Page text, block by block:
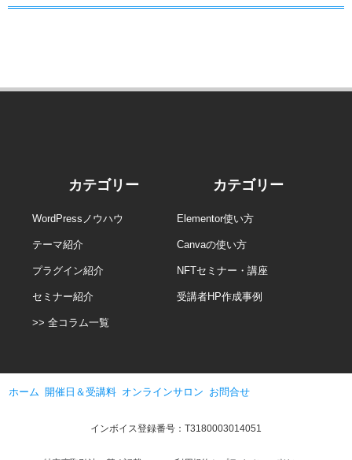
カテゴリー
WordPressノウハウ
テーマ紹介
プラグイン紹介
セミナー紹介
>> 全コラム一覧
カテゴリー
Elementor使い方
Canvaの使い方
NFTセミナー・講座
受講者HP作成事例
ホーム 開催日＆受講料 オンラインサロン お問合せ
インボイス登録番号：T3180003014051